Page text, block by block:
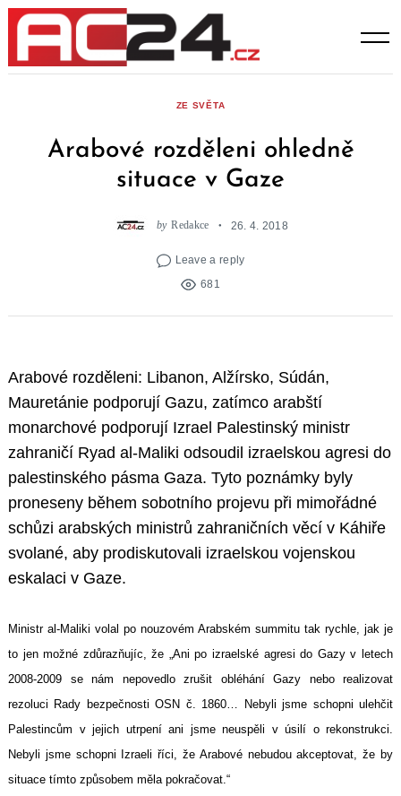
Skip
content
ZE SVĚTA
Arabové rozděleni ohledně
situace v Gaze
by Redakce 26. 4. 2018
Leave a reply
681
Arabové rozděleni: Libanon, Alžírsko, Súdán,
Mauretánie podporují Gazu, zatímco arabští
monarchové podporují Izrael Palestinský ministr
zahraničí Ryad al-Maliki odsoudil izraelskou agresi do
palestinského pásma Gaza. Tyto poznámky byly
proneseny během sobotního projevu při mimořádné
schůzi arabských ministrů zahraničních věcí v Káhiře
svolané, aby prodiskutovali izraelskou vojenskou
eskalaci v Gaze.
Ministr al-Maliki volal po nouzovém Arabském summitu tak rychle, jak je
to jen možné zdůrazňujíc, že „Ani po izraelské agresi do Gazy v letech
2008-2009 se nám nepovedlo zrušit obléhání Gazy nebo realizovat
rezoluci Rady bezpečnosti OSN č. 1860… Nebyli jsme schopni ulehčit
Palestincům v jejich utrpení ani jsme neuspěli v úsilí o rekonstrukci.
Nebyli jsme schopni Izraeli říci, že Arabové nebudou akceptovat, že by
situace tímto způsobem měla pokračovat.“